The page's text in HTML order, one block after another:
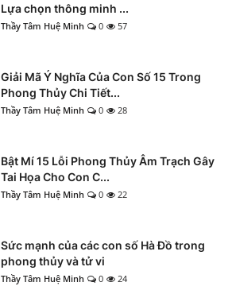
Lựa chọn thông minh ...
Thầy Tâm Huệ Minh 0 57
Giải Mã Ý Nghĩa Của Con Số 15 Trong
Phong Thủy Chi Tiết...
Thầy Tâm Huệ Minh 0 28
Bật Mí 15 Lỗi Phong Thủy Âm Trạch Gây
Tai Họa Cho Con C...
Thầy Tâm Huệ Minh 0 22
Sức mạnh của các con số Hà Đồ trong
phong thủy và tử vi
Thầy Tâm Huệ Minh 0 24